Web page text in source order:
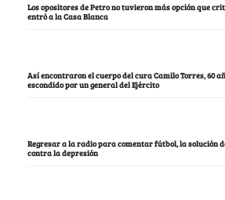
Los opositores de Petro no tuvieron más opción que
entró a la Casa Blanca
Así encontraron el cuerpo del cura Camilo Torres, 60
escondido por un general del Ejército
Regresar a la radio para comentar fútbol, la solución
contra la depresión